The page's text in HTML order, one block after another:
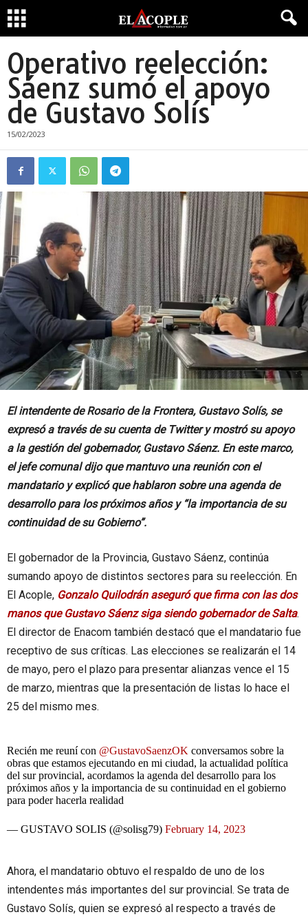
Operativo reelección:
Sáenz sumó el apoyo
de Gustavo Solís
15/02/2023
El intendente de Rosario de la Frontera, Gustavo Solís, se
expresó a través de su cuenta de Twitter y mostró su apoyo
a la gestión del gobernador, Gustavo Sáenz. En este marco,
el jefe comunal dijo que mantuvo una reunión con el
mandatario y explicó que hablaron sobre una agenda de
desarrollo para los próximos años y “la importancia de su
continuidad de su Gobierno”.
El gobernador de la Provincia, Gustavo Sáenz, continúa
sumando apoyo de distintos sectores para su reelección. En
El Acople, Gonzalo Quilodrán aseguró que firma con las dos
manos que Gustavo Sáenz siga siendo gobernador de Salta.
El director de Enacom también destacó que el mandatario fue
receptivo de sus críticas. Las elecciones se realizarán el 14
de mayo, pero el plazo para presentar alianzas vence el 15
de marzo, mientras que la presentación de listas lo hace el
25 del mismo mes.
Recién me reuní con @GustavoSaenzOK conversamos sobre la
obras que estamos ejecutando en mi ciudad, la actualidad política
del sur provincial, acordamos la agenda del desarrollo para los
próximos años y la importancia de su continuidad en el gobierno
para poder hacerla realidad
— GUSTAVO SOLIS (@solisg79) February 14, 2023
Ahora, el mandatario obtuvo el respaldo de uno de los
intendentes más importantes del sur provincial. Se trata de
Gustavo Solís, quien se expresó al respecto a través de